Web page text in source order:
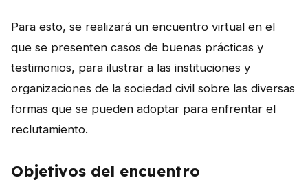
Para esto, se realizará un encuentro virtual en el
que se presenten casos de buenas prácticas y
testimonios, para ilustrar a las instituciones y
organizaciones de la sociedad civil sobre las diversas
formas que se pueden adoptar para enfrentar el
reclutamiento.
Objetivos del encuentro